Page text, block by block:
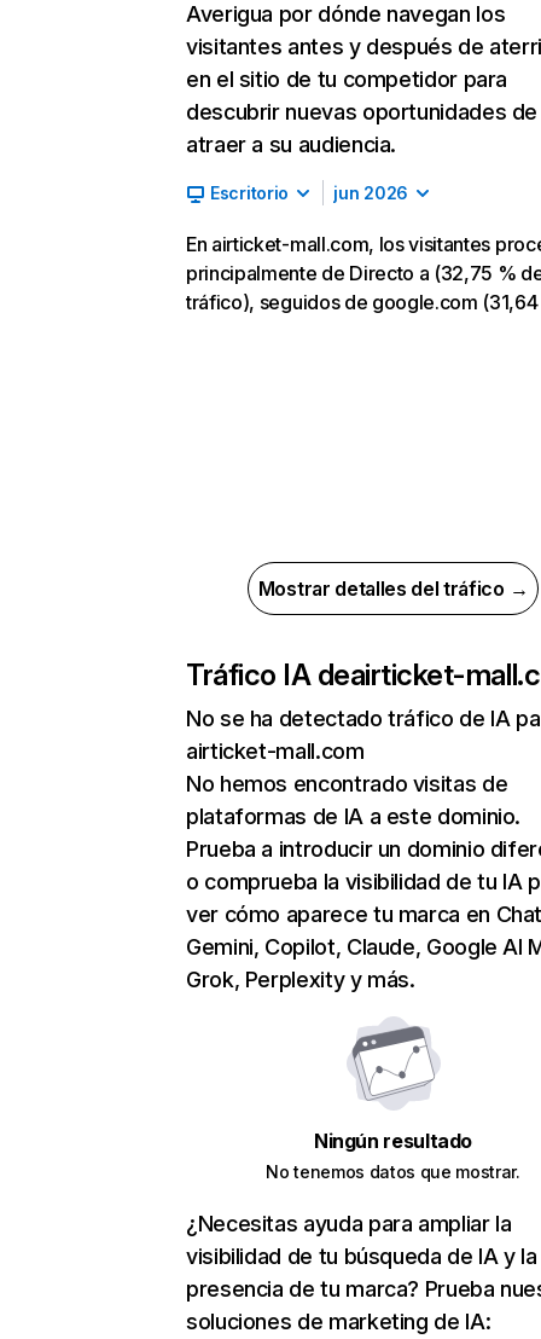
Averigua por dónde navegan los
visitantes antes y después de
en el sitio de tu competidor para
descubrir nuevas oportunidades de
atraer a su audiencia.
Escritorio jun 2026
En airticket-mall.com, los visitantes
principalmente de Directo a (32,75 %
tráfico), seguidos de google.com
Mostrar detalles del tráfico →
Tráfico IA deairticket-
No se ha detectado tráfico de IA
airticket-mall.com
No hemos encontrado visitas de
plataformas de IA a este dominio.
Prueba a introducir un dominio
o comprueba la visibilidad de tu IA
ver cómo aparece tu marca en
Gemini, Copilot, Claude, Google AI
Grok, Perplexity y más.
Ningún resultado
No tenemos datos que mostrar.
¿Necesitas ayuda para ampliar la
visibilidad de tu búsqueda de IA y la
presencia de tu marca? Prueba
soluciones de marketing de IA: